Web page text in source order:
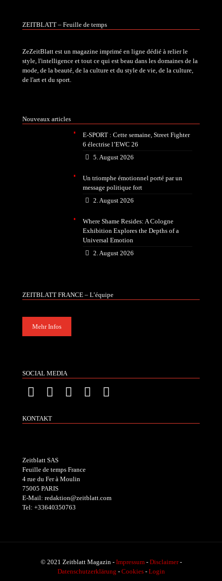
ZEITBLATT – Feuille de temps
ZeZeitBlatt est un magazine imprimé en ligne dédié à relier le
style, l'intelligence et tout ce qui est beau dans les domaines de la
mode, de la beauté, de la culture et du style de vie, de la culture,
de l'art et du sport.
Nouveaux articles
E-SPORT : Cette semaine, Street Fighter
6 électrise l’EWC 26
5. August 2026
Un triomphe émotionnel porté par un
message politique fort
2. August 2026
Where Shame Resides: A Cologne
Exhibition Explores the Depths of a
Universal Emotion
2. August 2026
ZEITBLATT FRANCE – L’équipe
Mehr Infos
SOCIAL MEDIA
KONTAKT
Zeitblatt SAS
Feuille de temps France
4 rue du Fer à Moulin
75005 PARIS
E-Mail: redaktion@zeitblatt.com
Tel: +33640350763
© 2021 Zeitblatt Magazin - Impressum- Disclaimer-
Datenschutzerklärung - Cookies- Login